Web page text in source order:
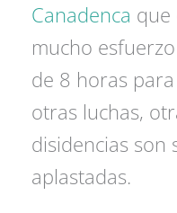
Canadenca que
mucho
de 8 horas
otras luchas,
disidencias son
aplastadas.